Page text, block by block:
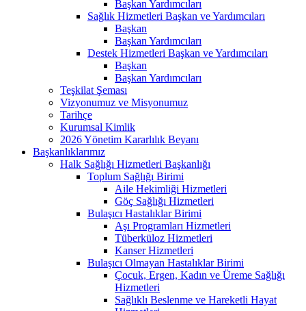
Başkan Yardımcıları
Sağlık Hizmetleri Başkan ve Yardımcıları
Başkan
Başkan Yardımcıları
Destek Hizmetleri Başkan ve Yardımcıları
Başkan
Başkan Yardımcıları
Teşkilat Şeması
Vizyonumuz ve Misyonumuz
Tarihçe
Kurumsal Kimlik
2026 Yönetim Kararlılık Beyanı
Başkanlıklarımız
Halk Sağlığı Hizmetleri Başkanlığı
Toplum Sağlığı Birimi
Aile Hekimliği Hizmetleri
Göç Sağlığı Hizmetleri
Bulaşıcı Hastalıklar Birimi
Aşı Programları Hizmetleri
Tüberküloz Hizmetleri
Kanser Hizmetleri
Bulaşıcı Olmayan Hastalıklar Birimi
Çocuk, Ergen, Kadın ve Üreme Sağlığı
Hizmetleri
Sağlıklı Beslenme ve Hareketli Hayat